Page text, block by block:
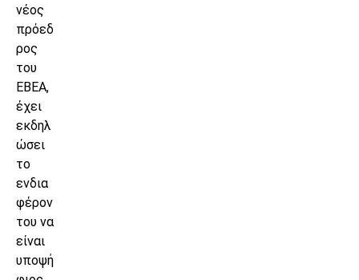
νέος
πρόεδ
ρος
του
ΕΒΕΑ,
έχει
εκδηλ
ώσει
το
ενδια
φέρον
του να
είναι
υποψή